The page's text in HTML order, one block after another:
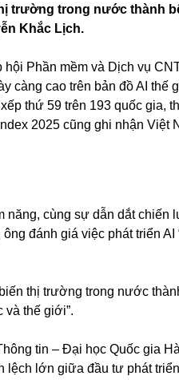
trường trong nước thành
Khắc Lịch.
Phần mềm và Dịch vụ
càng cao trên bản đồ AI thế
thứ 59 trên 193 quốc gia,
2025 cũng ghi nhận Việt
cùng sự dẫn dắt chiến
đánh giá việc phát triển
thị trường trong nước
và thế giới”.
tin – Đại học Quốc gia
lệch lớn giữa đầu tư phát